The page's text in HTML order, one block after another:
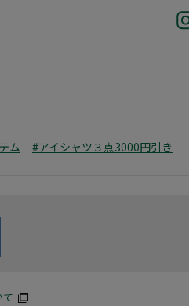
ム #アイシャツ３点3000円引き
て